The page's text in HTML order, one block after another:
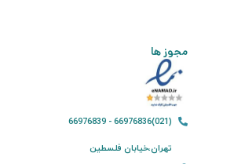
مجوز ها
(021)66976836 - 66976839
تهران،خیابان فلسطین